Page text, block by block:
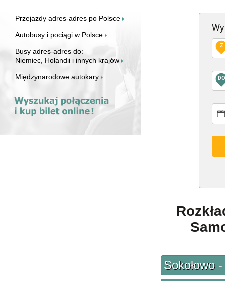
Przejazdy adres-adres po Polsce
Autobusy i pociągi w Polsce
Busy adres-adres do:
Niemiec, Holandii i innych krajów
Międzynarodowe autokary
Z
DO
Sokołowo